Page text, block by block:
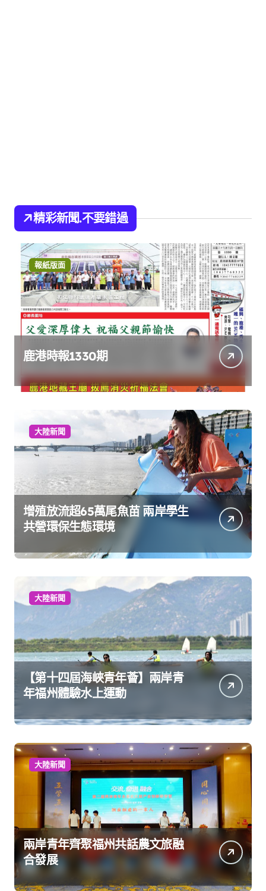
精彩新聞.不要錯過
報紙版面
鹿港時報1330期
大陸新聞
增殖放流超65萬尾魚苗 兩岸學生
共營環保生態環境
大陸新聞
【第十四屆海峽青年薈】兩岸青
年福州體驗水上運動
大陸新聞
兩岸青年齊聚福州共話農文旅融
合發展